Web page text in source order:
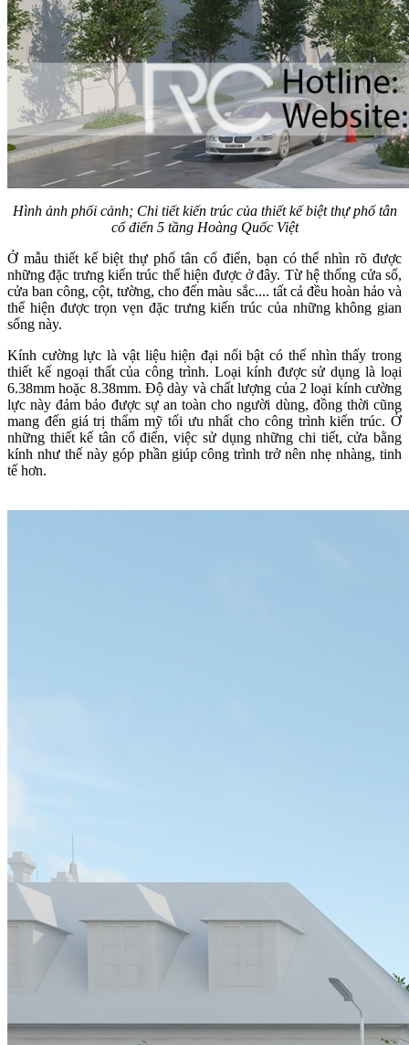
Hình ảnh phối cảnh; Chi tiết kiến trúc của thiết kế biệt thự phố tân
cổ điển 5 tầng Hoàng Quốc Việt
Ở mẫu thiết kế biệt thự phố tân cổ điển, bạn có thể nhìn rõ được
những đặc trưng kiến trúc thể hiện được ở đây. Từ hệ thống cửa sổ,
cửa ban công, cột, tường, cho đến màu sắc.... tất cả đều hoàn hảo và
thể hiện được trọn vẹn đặc trưng kiến trúc của những không gian
sống này.
Kính cường lực là vật liệu hiện đại nổi bật có thể nhìn thấy trong
thiết kế ngoại thất của công trình. Loại kính được sử dụng là loại
6.38mm hoặc 8.38mm. Độ dày và chất lượng của 2 loại kính cường
lực này đảm bảo được sự an toàn cho người dùng, đồng thời cũng
mang đến giá trị thẩm mỹ tối ưu nhất cho công trình kiến trúc. Ở
những thiết kế tân cổ điển, việc sử dụng những chi tiết, cửa bằng
kính như thế này góp phần giúp công trình trở nên nhẹ nhàng, tinh
tế hơn.